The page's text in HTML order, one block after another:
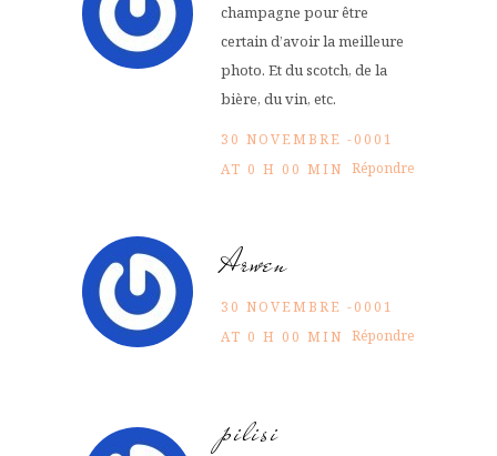
champagne pour être
certain d’avoir la meilleure
photo. Et du scotch, de la
bière, du vin, etc.
30 NOVEMBRE -0001
AT 0 H 00 MIN Répondre
Arwen
30 NOVEMBRE -0001
AT 0 H 00 MIN Répondre
pilisi